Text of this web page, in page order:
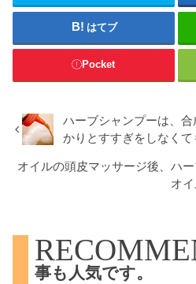
はてブ
Pocket
ハーブシャンプーは、
かりとすすぎをしなくて
オイルの頭皮マッサージ後、ハ
オ
事も人気です。